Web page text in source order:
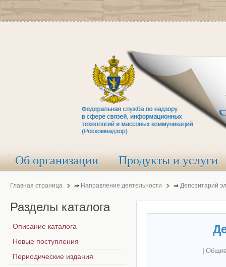
Об организации Продукты и услуги
Главная страница ⇒ Направление деятельности ⇒ Депозитарий
Разделы каталога
Описание каталога
Новые поступления
Периодические издания